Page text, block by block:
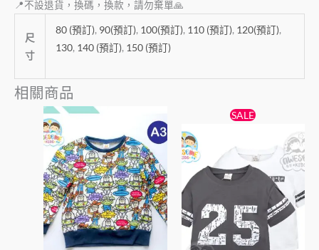
📍不設退貨，換碼，換款，請勿棄單🙏
尺
寸
80 (預訂), 90(預訂), 100(預訂), 110 (預訂), 120(預訂),
130, 140 (預訂), 150 (預訂)
相關商品
產
品
有
多
種
款
式。
SALE
格：
$45。
目
前
格：
$29。
產
品
有
種